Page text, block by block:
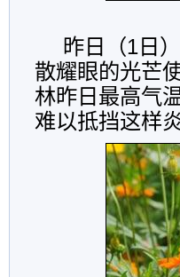
昨日（1日
散耀眼的光芒
林昨日最高气
难以抵挡这样